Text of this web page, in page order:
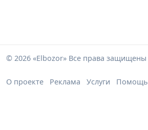
© 2026 «Elbozor» Все права защищены
О проекте Реклама Услуги Помощь